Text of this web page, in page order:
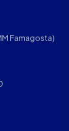
Famagosta)